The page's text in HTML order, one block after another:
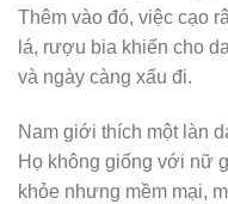
Thêm vào đó, việc cạo
lá, rượu bia khiến cho
và ngày càng xấu đi.
Nam giới thích một làn
Họ không giống với nữ
khỏe nhưng mềm mại,